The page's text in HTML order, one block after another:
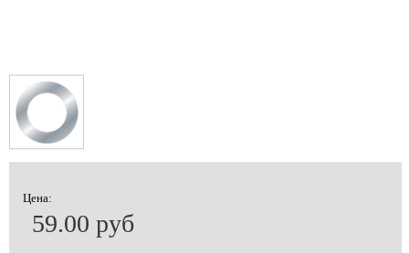
Цена:
59.00 руб